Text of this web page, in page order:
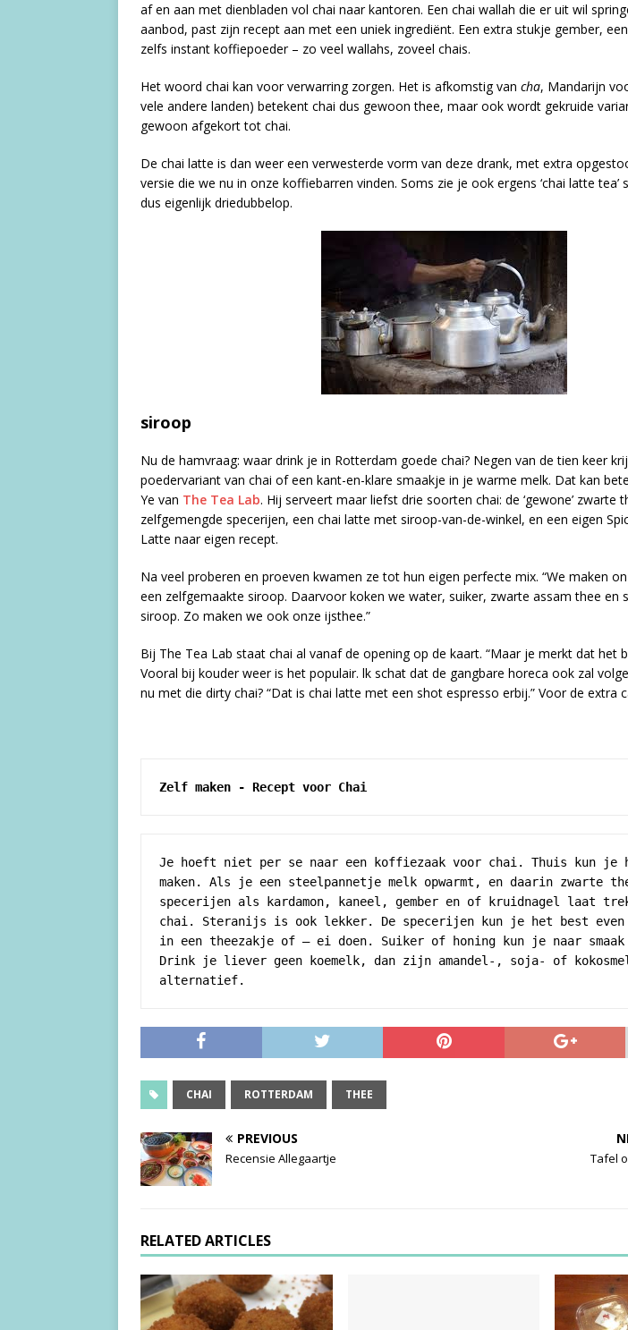
af en aan met dienbladen vol chai naar kantoren. Een chai wallah die er uit wil
aanbod, past zijn recept aan met een uniek ingrediënt. Een extra stukje gember,
zelfs instant koffiepoeder – zo veel wallahs, zoveel chais.
Het woord chai kan voor verwarring zorgen. Het is afkomstig van cha, Mandarijn
vele andere landen) betekent chai dus gewoon thee, maar ook wordt gekruide
gewoon afgekort tot chai.
De chai latte is dan weer een verwesterde vorm van deze drank, met extra
versie die we nu in onze koffiebarren vinden. Soms zie je ook ergens ‘chai latte tea’
dus eigenlijk driedubbelop.
siroop
Nu de hamvraag: waar drink je in Rotterdam goede chai? Negen van de tien keer
poedervariant van chai of een kant-en-klare smaakje in je warme melk. Dat kan
Ye van The Tea Lab. Hij serveert maar liefst drie soorten chai: de ‘gewone’ zwarte
zelfgemengde specerijen, een chai latte met siroop-van-de-winkel, en een eigen
Latte naar eigen recept.
Na veel proberen en proeven kwamen ze tot hun eigen perfecte mix. “We maken
een zelfgemaakte siroop. Daarvoor koken we water, suiker, zwarte assam thee en
siroop. Zo maken we ook onze ijsthee.”
Bij The Tea Lab staat chai al vanaf de opening op de kaart. “Maar je merkt dat het
Vooral bij kouder weer is het populair. lk schat dat de gangbare horeca ook zal
nu met die dirty chai? “Dat is chai latte met een shot espresso erbij.” Voor de extra
Zelf maken - Recept voor Chai
Je hoeft niet per se naar een koffiezaak voor chai. Thuis kun je
maken. Als je een steelpannetje melk opwarmt, en daarin zwarte
specerijen als kardamon, kaneel, gember en of kruidnagel laat
chai. Steranijs is ook lekker. De specerijen kun je het best
in een theezakje of – ei doen. Suiker of honing kun je naar smaak
Drink je liever geen koemelk, dan zijn amandel-, soja- of
alternatief.
CHAI ROTTERDAM THEE
PREVIOUS
Recensie Allegaartje Tafel
RELATED ARTICLES